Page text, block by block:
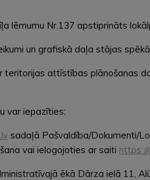
lēmumu Nr.137 apstiprināts
un grafiskā daļa stājas
attīstības plānošanas
var iepazīties:
sadaļā Pašvaldība/Dokumenti/
vai ielogojoties ar saiti
ēkā Dārza ielā 11,